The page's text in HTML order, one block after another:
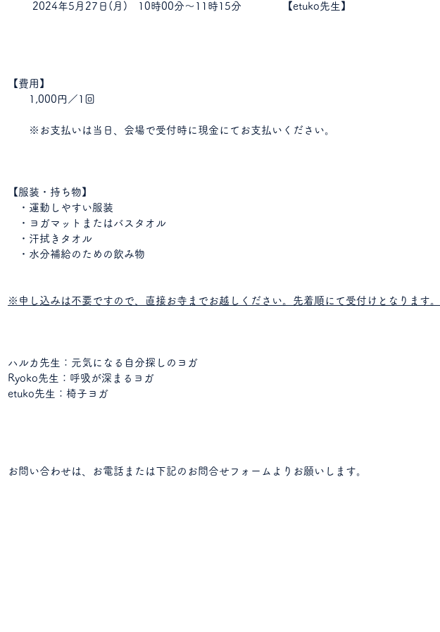
2024年5月27日(月)　10時00分～11時15分 【etuko先生】
【費用】
1,000円／1回
※お支払いは当日、会場で受付時に現金にてお支払いください。
【服装・持ち物】
・運動しやすい服装
・ヨガマットまたはバスタオル
・汗拭きタオル
・水分補給のための飲み物
※申し込みは不要ですので、直接お寺までお越しください。先着順にて受付けとなります。
ハルカ先生：元気になる自分探しのヨガ
Ryoko先生：呼吸が深まるヨガ
etuko先生：椅子ヨガ
お問い合わせは、お電話または下記のお問合せフォームよりお願いします。